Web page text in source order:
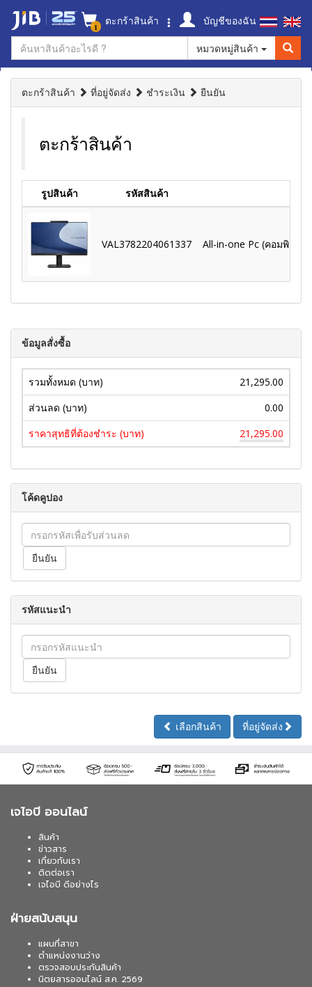
1 ตะกร้าสินค้า
บัญชีของฉัน
หมวดหมู่สินค้า
ตะกร้าสินค้า ที่อยู่จัดส่ง ชำระเงิน ยืนยัน
ตะกร้าสินค้า
รูปสินค้า รหัสสินค้า
VAL3782204061337 All-in-one Pc (คอมพิวเต
ข้อมูลสั่งซื้อ
รวมทั้งหมด (บาท)
21,295.00
ส่วนลด (บาท)
0.00
ราคาสุทธิที่ต้องชำระ (บาท)
21,295.00
โค้ดคูปอง
รหัสแนะนำ
เลือกสินค้า ที่อยู่จัดส่ง
เจไอบี ออนไลน์
สินค้า
ข่าวสาร
เกี่ยวกับเรา
ติดต่อเรา
เจไอบี ดีอย่างไร
ฝ่ายสนับสนุน
แผนที่สาขา
ตำแหน่งงานว่าง
ตรวจสอบประกันสินค้า
นิตยสารออนไลน์ ส.ค. 2569